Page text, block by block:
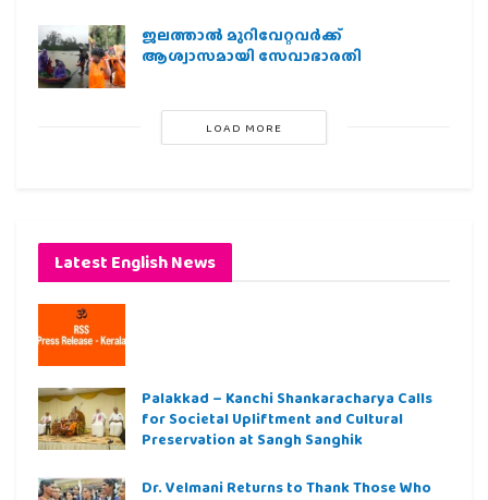
ജലത്താല്‍ മുറിവേറ്റവര്‍ക്ക്
ആശ്വാസമായി സേവാഭാരതി
LOAD MORE
Latest English News
Palakkad – Kanchi Shankaracharya Calls
for Societal Upliftment and Cultural
Preservation at Sangh Sanghik
Dr. Velmani Returns to Thank Those Who